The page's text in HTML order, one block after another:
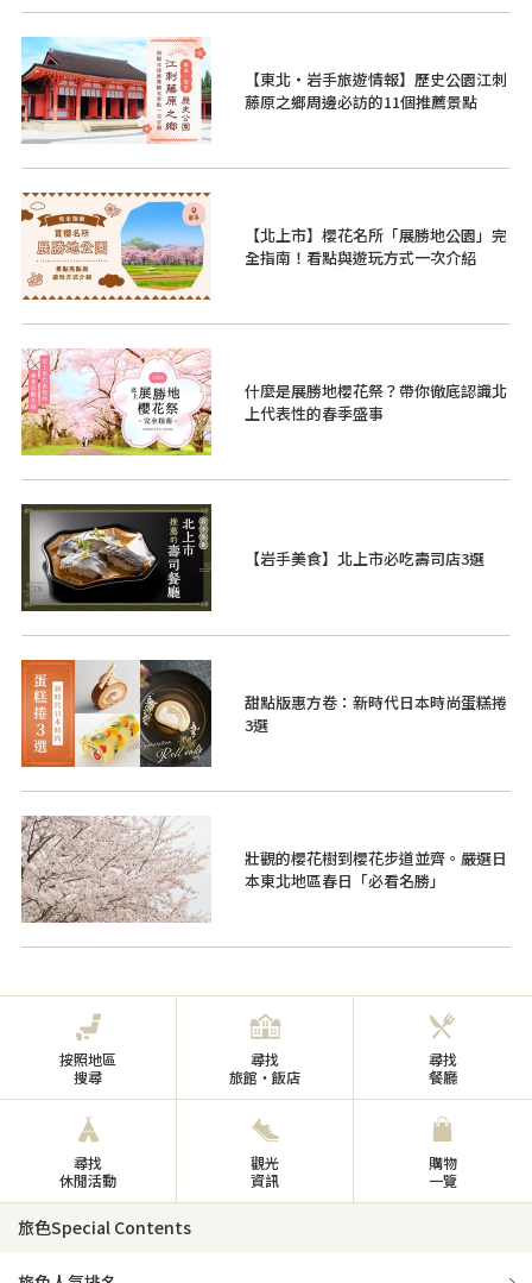
【東北・岩手旅遊情報】歷史公園江刺
藤原之鄉周邊必訪的11個推薦景點
【北上市】櫻花名所「展勝地公園」完
全指南！看點與遊玩方式一次介紹
什麼是展勝地櫻花祭？帶你徹底認識北
上代表性的春季盛事
【岩手美食】北上市必吃壽司店3選
甜點版惠方卷：新時代日本時尚蛋糕捲
3選
壯觀的櫻花樹到櫻花步道並齊。嚴選日
本東北地區春日「必看名勝」
按照地區
搜尋
尋找
旅館・飯店
尋找
餐廳
尋找
休閒活動
觀光
資訊
購物
一覽
旅色Special Contents